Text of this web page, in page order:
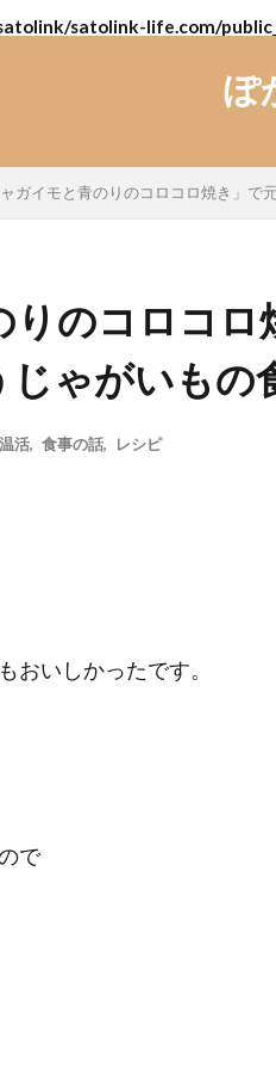
satolink-life.com/
ぽ
ャガイモと青のりのコロコロ焼き」で
りのコロコ
ゃがいもの
温活 食事の話 レシピ
おいしかったです。
で